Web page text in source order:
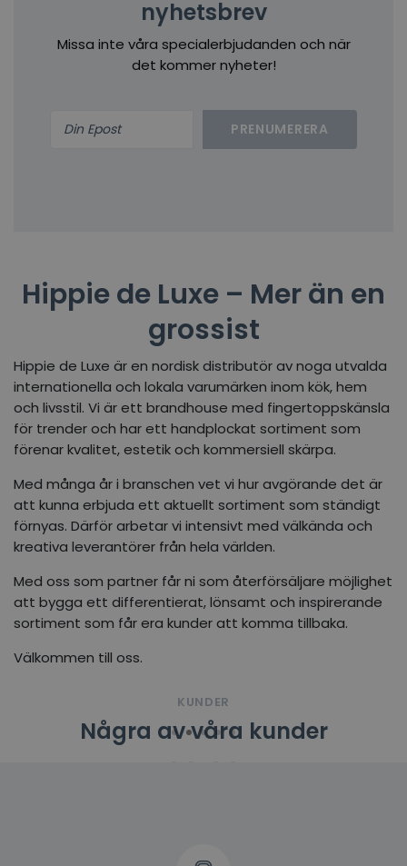
nyhetsbrev
Missa inte våra specialerbjudanden och när
det kommer nyheter!
PRENUMERERA
Hippie de Luxe – Mer än en
grossist
Hippie de Luxe är en nordisk distributör av noga utvalda
internationella och lokala varumärken inom kök, hem
och livsstil. Vi är ett brandhouse med fingertoppskänsla
för trender och har ett handplockat sortiment som
förenar kvalitet, estetik och kommersiell skärpa.
Med många år i branschen vet vi hur avgörande det är
att kunna erbjuda ett aktuellt sortiment som ständigt
förnyas. Därför arbetar vi intensivt med välkända och
kreativa leverantörer från hela världen.
Med oss som partner får ni som återförsäljare möjlighet
att bygga ett differentierat, lönsamt och inspirerande
sortiment som får era kunder att komma tillbaka.
Välkommen till oss.
KUNDER
Några av våra kunder